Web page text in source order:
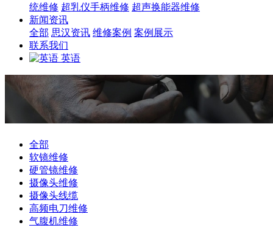
统维修 超乳仪手柄维修 超声换能器维修
新闻资讯
全部 思汉资讯 维修案例 案例展示
联系我们
英语
全部
软镜维修
硬管镜维修
摄像头维修
摄像头线缆
高频电刀维修
气腹机维修